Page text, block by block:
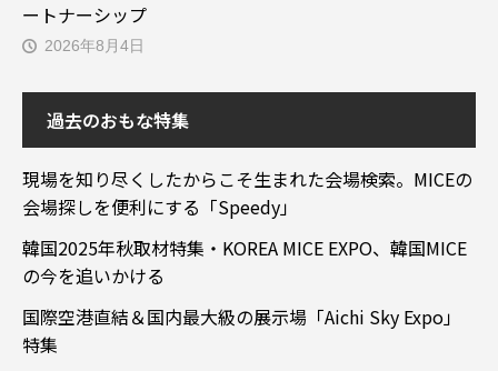
ートナーシップ
2026年8月4日
過去のおもな特集
現場を知り尽くしたからこそ生まれた会場検索。MICEの
会場探しを便利にする「Speedy」
韓国2025年秋取材特集・KOREA MICE EXPO、韓国MICE
の今を追いかける
国際空港直結＆国内最大級の展示場「Aichi Sky Expo」
特集